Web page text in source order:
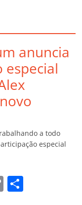
anuncia
especial
a todo
especial
C